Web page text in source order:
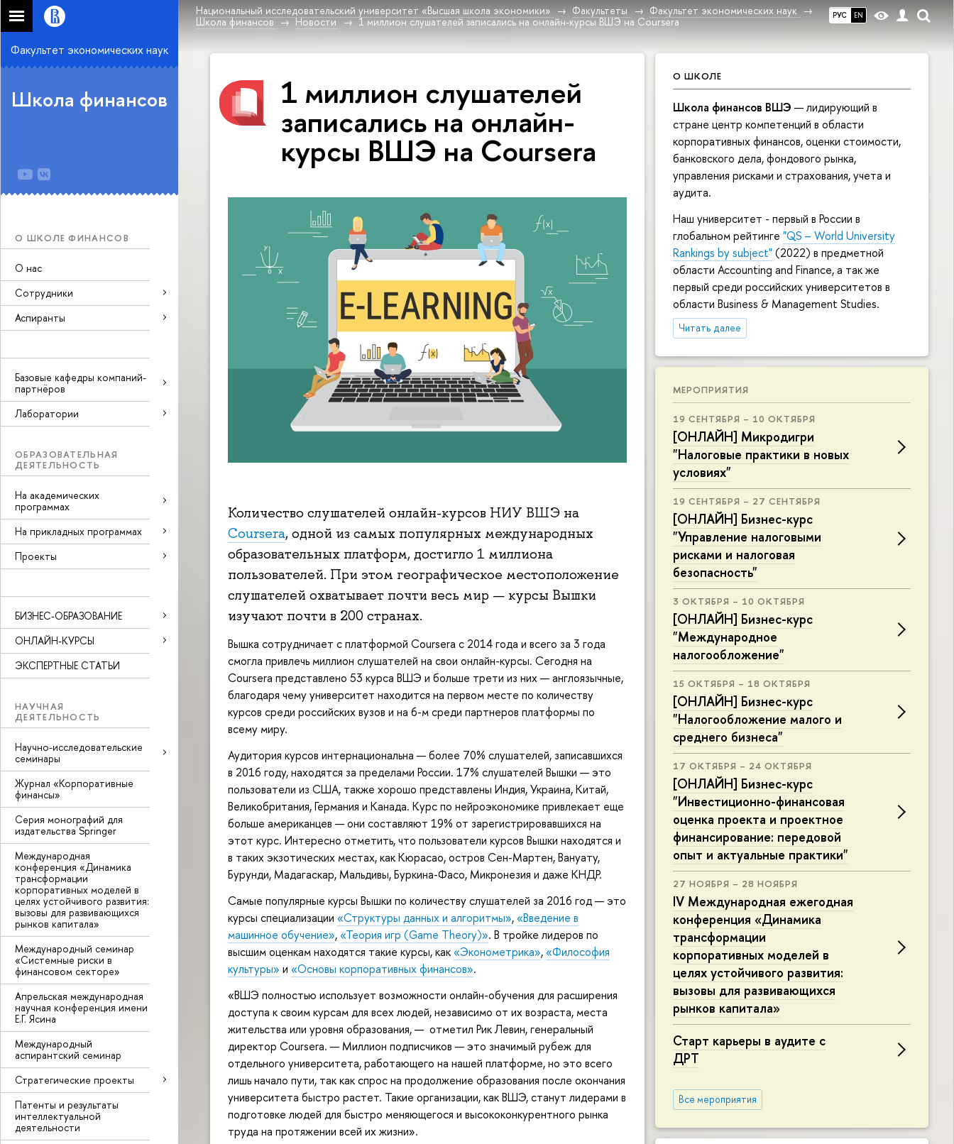
РУС EN
Национальный исследовательский университет «Высшая школа экономики» Факультеты
Факультет экономических наук
Школа финансов
Новости 1 миллион слушателей записались на онлайн-курсы ВШЭ на Coursera
Факультет экономических наук
Школа финансов
О ШКОЛЕ ФИНАНСОВ
О нас
Сотрудники
Аспиранты
Базовые кафедры компаний-
партнёров
Лаборатории
ОБРАЗОВАТЕЛЬНАЯ
ДЕЯТЕЛЬНОСТЬ
На академических
программах
На прикладных программах
Проекты
БИЗНЕС-ОБРАЗОВАНИЕ
ОНЛАЙН-КУРСЫ
ЭКСПЕРТНЫЕ СТАТЬИ
НАУЧНАЯ
ДЕЯТЕЛЬНОСТЬ
Научно-исследовательские
семинары
Журнал «Корпоративные
финансы»
Серия монографий для
издательства Springer
Международная
конференция «Динамика
трансформации
корпоративных моделей в
целях устойчивого развития:
вызовы для развивающихся
рынков капитала»
Международный семинар
«Системные риски в
финансовом секторе»
Апрельская международная
научная конференция имени
Е.Г. Ясина
Международный
аспирантский семинар
Стратегические проекты
Патенты и результаты
интеллектуальной
деятельности
О ШКОЛЕ
Школа финансов ВШЭ — лидирующий в
стране центр компетенций в области
корпоративных финансов, оценки стоимости,
банковского дела, фондового рынка,
управления рисками и страхования, учета и
аудита.
Наш университет - первый в России в
глобальном рейтинге "QS – World University
Rankings by subject"(2022) в предметной
области Accounting and Finance, а так же
первый среди российских университетов в
области Business & Management Studies.
Читать далее
МЕРОПРИЯТИЯ
19 СЕНТЯБРЯ – 10 ОКТЯБРЯ
[ОНЛАЙН] Микродигри
"Налоговые практики в новых
условиях"
19 СЕНТЯБРЯ – 27 СЕНТЯБРЯ
[ОНЛАЙН] Бизнес-курс
"Управление налоговыми
рисками и налоговая
безопасность"
3 ОКТЯБРЯ – 10 ОКТЯБРЯ
[ОНЛАЙН] Бизнес-курс
"Международное
налогообложение"
15 ОКТЯБРЯ – 18 ОКТЯБРЯ
[ОНЛАЙН] Бизнес-курс
"Налогообложение малого и
среднего бизнеса"
17 ОКТЯБРЯ – 24 ОКТЯБРЯ
[ОНЛАЙН] Бизнес-курс
"Инвестиционно-финансовая
оценка проекта и проектное
финансирование: передовой
опыт и актуальные практики"
27 НОЯБРЯ – 28 НОЯБРЯ
IV Международная ежегодная
конференция «Динамика
трансформации
корпоративных моделей в
целях устойчивого развития:
вызовы для развивающихся
рынков капитала»
Старт карьеры в аудите с
ДРТ
Все мероприятия
1 миллион слушателей
записались на онлайн-
курсы ВШЭ на Coursera
Количество слушателей онлайн-курсов НИУ ВШЭ на
Coursera, одной из самых популярных международных
образовательных платформ, достигло 1 миллиона
пользователей. При этом географическое местоположение
слушателей охватывает почти весь мир — курсы Вышки
изучают почти в 200 странах.
Вышка сотрудничает с платформой Coursera с 2014 года и всего за 3 года
смогла привлечь миллион слушателей на свои онлайн-курсы. Сегодня на
Coursera представлено 53 курса ВШЭ и больше трети из них — англоязычные,
благодаря чему университет находится на первом месте по количеству
курсов среди российских вузов и на 6-м среди партнеров платформы по
всему миру.
Аудитория курсов интернациональна — более 70% слушателей, записавшихся
в 2016 году, находятся за пределами России. 17% слушателей Вышки — это
пользователи из США, также хорошо представлены Индия, Украина, Китай,
Великобритания, Германия и Канада. Курс по нейроэкономике привлекает еще
больше американцев — они составляют 19% от зарегистрировавшихся на
этот курс. Интересно отметить, что пользователи курсов Вышки находятся и
в таких экзотических местах, как Кюрасао, остров Сен-Мартен, Вануату,
Бурунди, Мадагаскар, Мальдивы, Буркина-Фасо, Микронезия и даже КНДР.
Самые популярные курсы Вышки по количеству слушателей за 2016 год — это
курсы специализации «Структуры данных и алгоритмы»,«Введение в
машинное обучение»,«Теория игр (Game Theory)». В тройке лидеров по
высшим оценкам находятся такие курсы, как«Эконометрика»,«Философия
культуры» и «Основы корпоративных финансов».
«ВШЭ полностью использует возможности онлайн-обучения для расширения
доступа к своим курсам для всех людей, независимо от их возраста, места
жительства или уровня образования, — отметил Рик Левин, генеральный
директор Coursera. — Миллион подписчиков — это значимый рубеж для
отдельного университета, работающего на нашей платформе, но это всего
лишь начало пути, так как спрос на продолжение образования после окончания
университета быстро растет. Такие организации, как ВШЭ, станут лидерами в
подготовке людей для быстро меняющегося и высококонкурентного рынка
труда на протяжении всей их жизни».